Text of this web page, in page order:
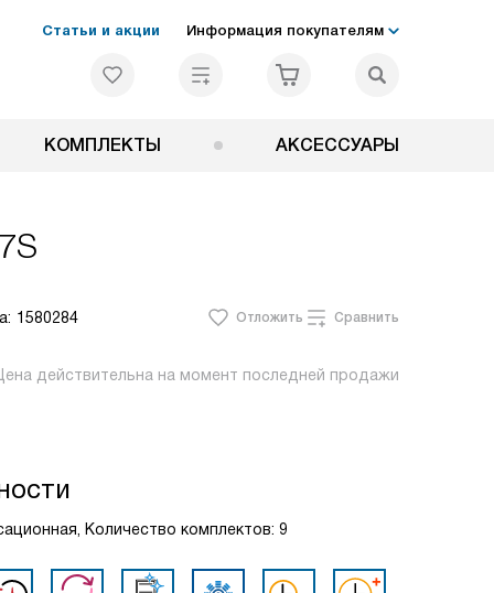
Статьи и акции Информация покупателям
КОМПЛЕКТЫ АКСЕССУАРЫ
1580284 Отложить Сравнить
действительна на момент последней продажи
Количество комплектов: 9